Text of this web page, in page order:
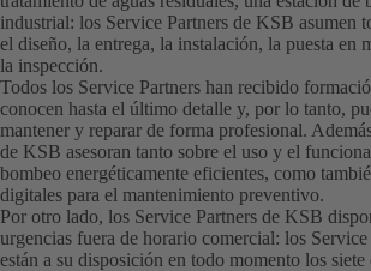
industrial: los Service Partners de KSB asumen
el diseño, la entrega, la instalación, la puesta en
la inspección.
Todos los Service Partners han recibido
conocen hasta el último detalle y, por lo tanto,
mantener y reparar de forma profesional.
de KSB asesoran tanto sobre el uso y el
bombeo energéticamente eficientes, como
digitales para el mantenimiento preventivo.
Por otro lado, los Service Partners de KSB
urgencias fuera de horario comercial: los
están a su disposición en todo momento los siete